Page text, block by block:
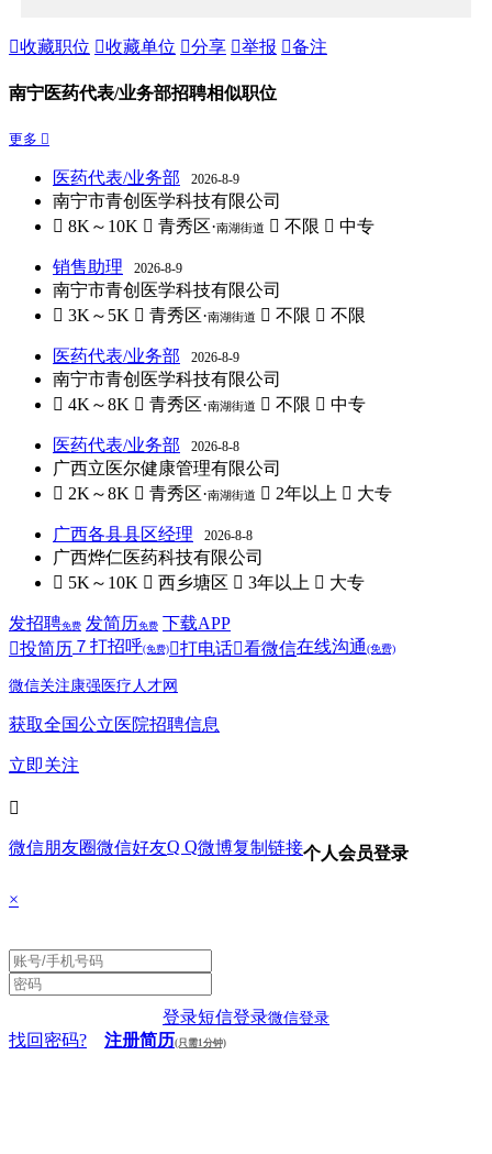
收藏职位 收藏单位 分享 举报 备注
南宁医药代表/业务部招聘相似职位
更多 
医药代表/业务部 2026-8-9
南宁市青创医学科技有限公司
 8K～10K  青秀区·南湖街道  不限  中专
销售助理 2026-8-9
南宁市青创医学科技有限公司
 3K～5K  青秀区·南湖街道  不限  不限
医药代表/业务部 2026-8-9
南宁市青创医学科技有限公司
 4K～8K  青秀区·南湖街道  不限  中专
医药代表/业务部 2026-8-8
广西立医尔健康管理有限公司
 2K～8K  青秀区·南湖街道  2年以上  大专
广西各县县区经理 2026-8-8
广西烨仁医药科技有限公司
 5K～10K  西乡塘区  3年以上  大专
发招聘免费 发简历免费 下载APP
投简历 ７ 打招呼(免费) 打电话看微信在线沟通(免费)
微信关注康强医疗人才网
获取全国公立医院招聘信息
立即关注

微信朋友圈微信好友Q Q微博复制链接个人会员登录
×
登录短信登录微信登录
找回密码? 注册简历(只需1分钟)